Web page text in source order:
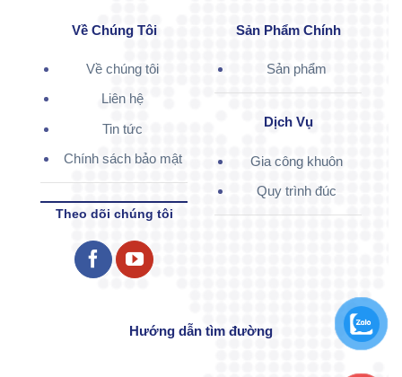
Về Chúng Tôi
Về chúng tôi
Liên hệ
Tin tức
Chính sách bảo mật
Theo dõi chúng tôi
Sản Phẩm Chính
Sản phẩm
Dịch Vụ
Gia công khuôn
Quy trình đúc
Hướng dẫn tìm đường